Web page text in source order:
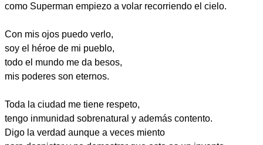
como Superman empiezo a volar recorriendo el cielo.
Con mis ojos puedo verlo,
soy el héroe de mi pueblo,
todo el mundo me da besos,
mis poderes son eternos.
Toda la ciudad me tiene respeto,
tengo inmunidad sobrenatural y además contento.
Digo la verdad aunque a veces miento